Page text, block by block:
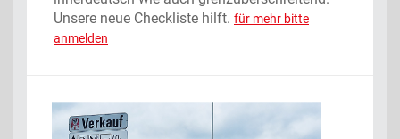
Unsere neue Checkliste hilft. für mehr bitte
anmelden